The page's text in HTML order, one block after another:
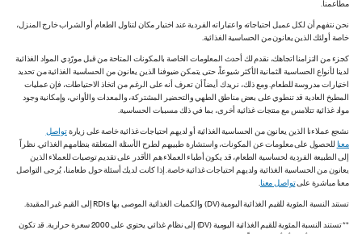
مطاعمنا.
نحن نتفهم أن لكل عميل احتياجاته واعتباراته الفردية عند اختيار مكان لتناول الطعام أو الشراب خارج المنزل،
خاصة أولئك الذين يعانون من الحساسية الغذائية.
كجزء من التزامنا اتجاهك، نقدم لك أحدث المعلومات الخاصة بالمكونات المتاحة من قبل مورّدي المواد الغذائية
لدينا لأنواع الحساسية الثمانية الأكثر شيوعاً، حتى يتمكن ضيوفنا الذين يعانون من الحساسية الغذائية من تحديد
اختيارات مدروسة للطعام. ومع ذلك، نريدك أيضاً أن تعرف أنه على الرغم من اتخاذ الاحتياطات، فإن عمليات
المطبخ العادية قد تنطوي على بعض مناطق الطهي والتحضير المشتركة، والمعدات والأواني، وإمكانية وجود
مواد غذائية تتلامس مع منتجات غذائية أخرى، بما في ذلك مسببات الحساسية.
نشجع عملاءنا الذين يعانون من الحساسية الغذائية أو لديهم احتياجات غذائية خاصة على زيارةتواصل
معنا للحصول على معلومات عن المكونات، واستشارة طبيبهم لطرح الأسئلة المتعلقة بنظامهم الغذائي. نظراً
إلى الطبيعة الفردية لحساسية الطعام، قد يكون أطباء العملاء هم الأقدر على تقديم توصيات للعملاء الذين
يعانون من الحساسية الغذائية ولديهم احتياجات غذائية خاصة. إذا كانت لديك أسئلة حول طعامنا، يُرجى التواصل
معنا مباشرة علىتواصل معنا.
تستند النسبة المئوية للقيم الغذائية اليومية (DV) والكميات الغذائية الموصى بها RDIs إلى القيم غير المقيدة.
** تستند النسبة المئوية للقيم الغذائية اليومية (DV) إلى نظام غذائي يحتوي على 2000 سعرة حرارية. قد تكون